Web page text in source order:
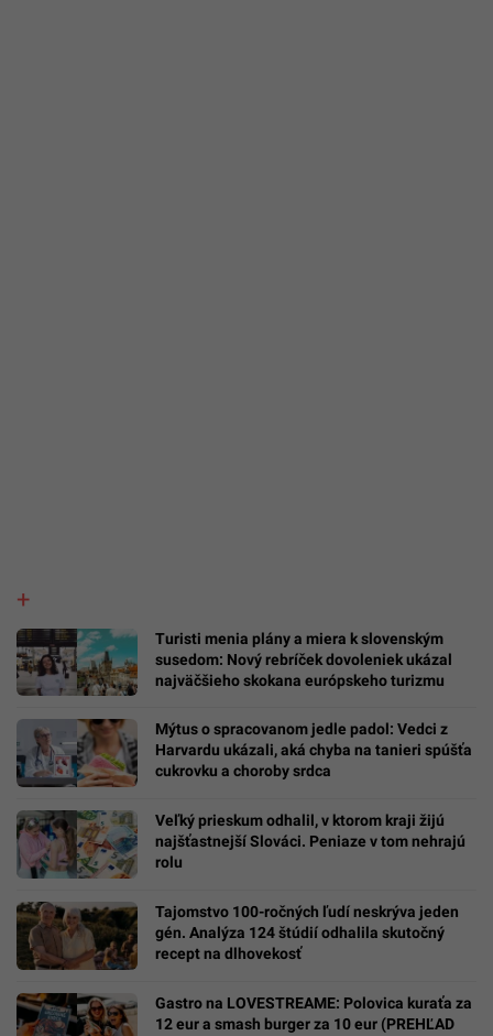
Turisti menia plány a miera k slovenským
susedom: Nový rebríček dovoleniek ukázal
najväčšieho skokana európskeho turizmu
Mýtus o spracovanom jedle padol: Vedci z
Harvardu ukázali, aká chyba na tanieri spúšťa
cukrovku a choroby srdca
Veľký prieskum odhalil, v ktorom kraji žijú
najšťastnejší Slováci. Peniaze v tom nehrajú
rolu
Tajomstvo 100-ročných ľudí neskrýva jeden
gén. Analýza 124 štúdií odhalila skutočný
recept na dlhovekosť
Gastro na LOVESTREAME: Polovica kuraťa za
12 eur a smash burger za 10 eur (PREHĽAD